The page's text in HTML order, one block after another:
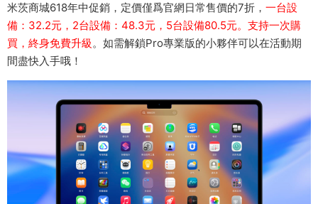
米茨商城618年中促銷，定價僅爲官網日常售價的7折， 一台設
備：32.2元，2台設備：48.3元，5台設備80.5元。支持一次購
買，終身免費升級。 如需解鎖Pro專業版的小夥伴可以在活動期
間盡快入手哦！